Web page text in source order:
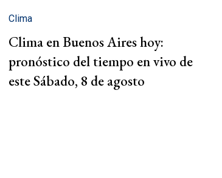
Clima
Clima en Buenos Aires hoy:
pronóstico del tiempo en vivo de
este Sábado, 8 de agosto